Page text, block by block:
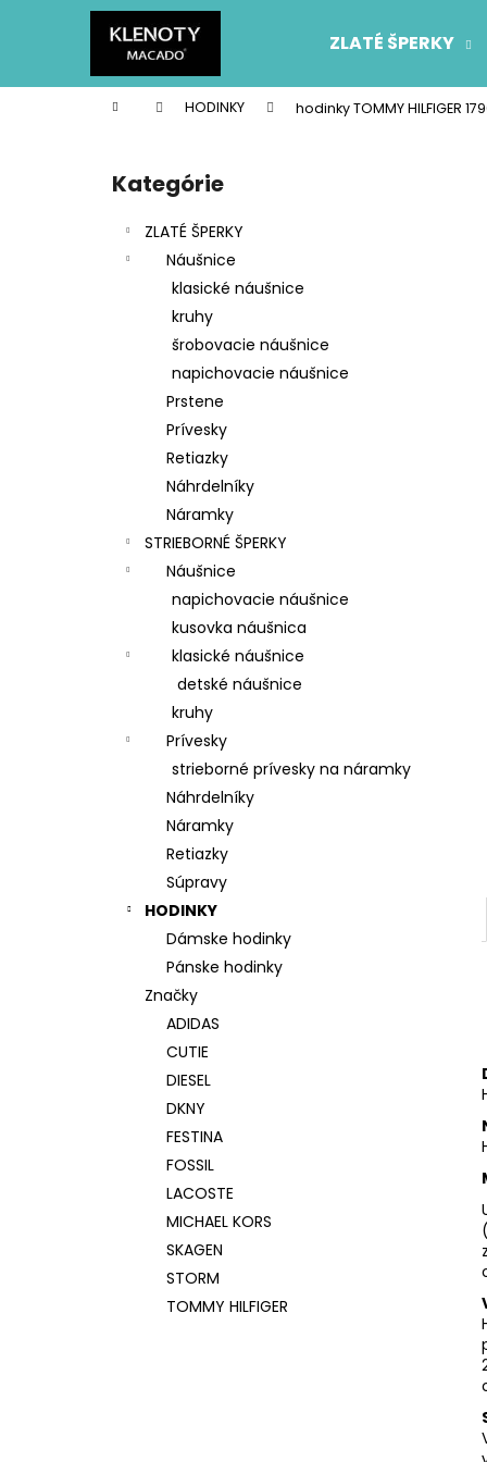
ZLATÉ ŠPERKY
Domov HODINKY hodinky TOMMY HILFIGER
Preskočiť
kategórie
Kategórie
ZLATÉ ŠPERKY
Náušnice
klasické náušnice
kruhy
šrobovacie náušnice
napichovacie náušnice
Prstene
Prívesky
Retiazky
Náhrdelníky
Náramky
STRIEBORNÉ ŠPERKY
Náušnice
napichovacie náušnice
kusovka náušnica
klasické náušnice
detské náušnice
kruhy
Prívesky
strieborné prívesky na náramky
Náhrdelníky
Náramky
Retiazky
Súpravy
HODINKY
Dámske hodinky
Pánske hodinky
Značky
ADIDAS
CUTIE
DIESEL
DKNY
FESTINA
FOSSIL
LACOSTE
MICHAEL KORS
SKAGEN
STORM
TOMMY HILFIGER
í
do
do